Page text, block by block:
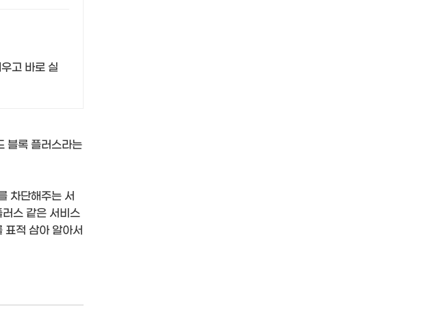
고 바로 실
블록 플러스라는
차단해주는 서
스 같은 서비스
표적 삼아 알아서